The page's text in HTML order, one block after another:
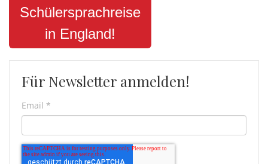
Schülersprachreise
in England!
Für Newsletter anmelden!
Email *